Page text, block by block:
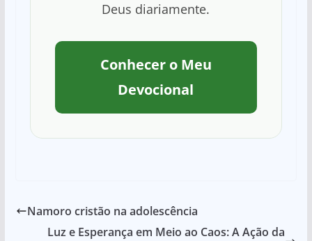
Deus diariamente.
Conhecer o Meu
Devocional
Namoro cristão na adolescência
Luz e Esperança em Meio ao Caos: A Ação da